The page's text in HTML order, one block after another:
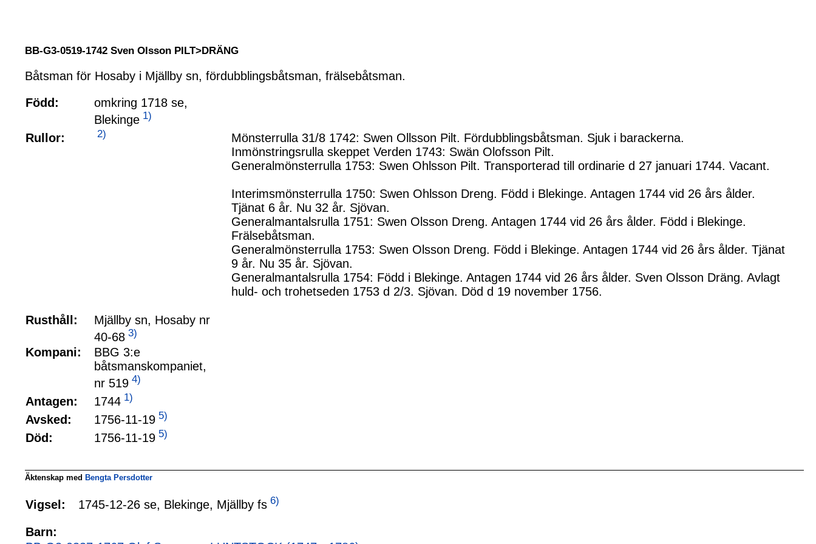
BB-G3-0519-1742 Sven Olsson PILT>DRÄNG
Båtsman för Hosaby i Mjällby sn, fördubblingsbåtsman, frälsebåtsman.
Född:
omkring 1718 se,
Blekinge 1)
Rullor: 2)
Mönsterrulla 31/8 1742: Swen Ollsson Pilt. Fördubblingsbåtsman. Sjuk i barackerna.
Inmönstringsrulla skeppet Verden 1743: Swän Olofsson Pilt.
Generalmönsterrulla 1753: Swen Ohlsson Pilt. Transporterad till ordinarie d 27 januari 1744. Vacant.
Interimsmönsterrulla 1750: Swen Ohlsson Dreng. Född i Blekinge. Antagen 1744 vid 26 års ålder.
Tjänat 6 år. Nu 32 år. Sjövan.
Generalmantalsrulla 1751: Swen Olsson Dreng. Antagen 1744 vid 26 års ålder. Född i Blekinge.
Frälsebåtsman.
Generalmönsterrulla 1753: Swen Olsson Dreng. Född i Blekinge. Antagen 1744 vid 26 års ålder. Tjänat
9 år. Nu 35 år. Sjövan.
Generalmantalsrulla 1754: Född i Blekinge. Antagen 1744 vid 26 års ålder. Sven Olsson Dräng. Avlagt
huld- och trohetseden 1753 d 2/3. Sjövan. Död d 19 november 1756.
Rusthåll:
Mjällby sn, Hosaby nr
40-68 3)
Kompani:
BBG 3:e
båtsmanskompaniet,
nr 519 4)
Antagen: 1744 1)
Avsked: 1756-11-19 5)
Död: 1756-11-19 5)
Äktenskap med Bengta Persdotter
Vigsel: 1745-12-26 se, Blekinge, Mjällby fs 6)
Barn: